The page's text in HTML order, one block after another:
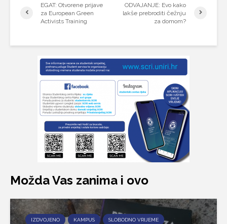
EGAT: Otvorene prijave
za European Green
Activists Training
ODVAJANJE: Evo kako
lakše prebroditi čežnju
za domom?
Možda Vas zanima i ovo
IZDVOJENO KAMPUS SLOBODNO VRIJEME